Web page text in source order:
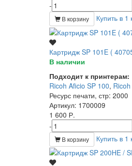
-
В корзину Купить в 1
Картридж SP 101E (
В наличии
Подходит к принтерам:
Ricoh Aficio SP 100,
Ресурс печати, стр: 2000
Артикул: 1700009
1 600 Р.
-
В корзину Купить в 1